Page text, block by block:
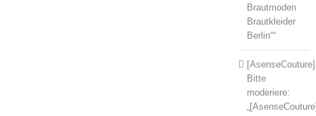
Brautmoden
Brautkleider
Berlin““
[AsenseCouture]
Bitte
moderiere: